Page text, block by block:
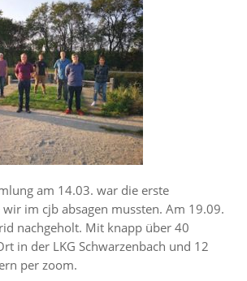
am 14.03. war die erste
im cjb absagen mussten. Am 19.09.
nachgeholt. Mit knapp über 40
in der LKG Schwarzenbach und 12
per zoom.